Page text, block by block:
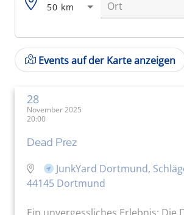
50 km
Events auf der Karte anzeigen
28
November 2025
20:00
Dead Prez
JunkYard Dortmund,
44145 Dortmund
Ein unvergessliches Erlebnis: Die